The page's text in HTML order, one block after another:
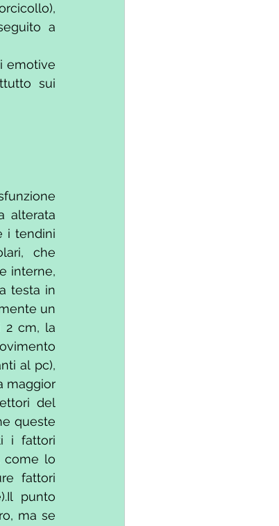
a
emotive
sui
alterata
i tendini
che
interne,
testa in
un
2 cm, la
al pc),
maggior
del
queste
i fattori
come lo
fattori
punto
ma se